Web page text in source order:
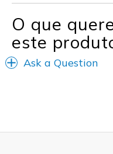
View On Shoes
O que
este
Ask a Question